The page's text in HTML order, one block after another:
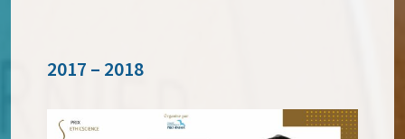
2017 – 2018